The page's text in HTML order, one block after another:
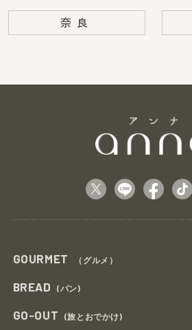
奈良
GOURMET （グルメ）
BREAD (パン)
GO-OUT (旅とおでかけ)